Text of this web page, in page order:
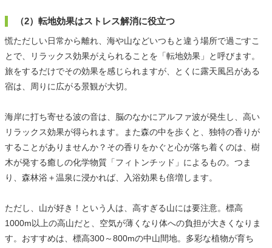
（2）転地効果はストレス解消に役立つ
慌ただしい日常から離れ、海や山などいつもと違う場所で過ごすこ
とで、リラックス効果がえられることを「転地効果」と呼びます。
旅をするだけでその効果を感じられますが、とくに露天風呂がある
宿は、周りに広がる景観が大切。
海岸に打ち寄せる波の音は、脳のなかにアルファ波が発生し、高い
リラックス効果が得られます。また森の中を歩くと、独特の香りが
することがありませんか？その香りをかぐと心が落ち着くのは、樹
木が発する癒しの化学物質「フィトンチッド」によるもの。つま
り、森林浴＋温泉に浸かれば、入浴効果も倍増します。
ただし、山が好き！という人は、高すぎる山には要注意。標高
1000m以上の高山だと、空気が薄くなり体への負担が大きくなりま
す。おすすめは、標高300～800mの中山間地。多彩な植物が育ち